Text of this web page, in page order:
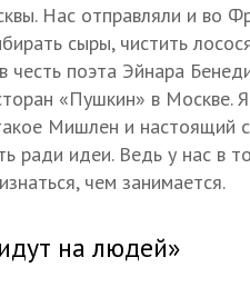
Нас отправляли и во
сыры, чистить
честь поэта Эйнара
«Пушкин» в Москве.
Мишлен и настоящий
ради идеи. Ведь у нас в
чем занимается.
на людей»